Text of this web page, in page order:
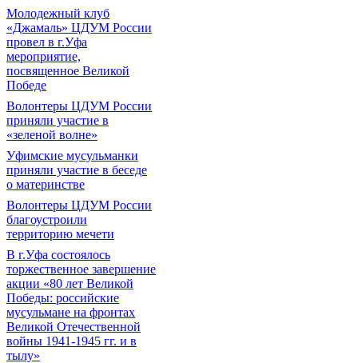
Молодежный клуб
«Джамаль» ЦДУМ России
провел в г.Уфа
мероприятие,
посвященное Великой
Победе
Волонтеры ЦДУМ России
приняли участие в
«зеленой волне»
Уфимские мусульманки
приняли участие в беседе
о материнстве
Волонтеры ЦДУМ России
благоустроили
территорию мечети
В г.Уфа состоялось
торжественное завершение
акции «80 лет Великой
Победы: российские
мусульмане на фронтах
Великой Отечественной
войны 1941-1945 гг. и в
тылу»